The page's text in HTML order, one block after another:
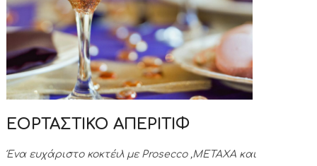
ΕΟΡΤΑΣΤΙΚΟ ΑΠΕΡΙΤΙΦ
Ένα ευχάριστο κοκτέιλ με Prosecco ,METAXA και